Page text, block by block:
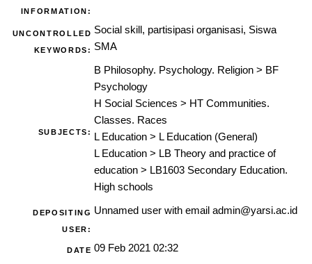
INFORMATION:
UNCONTROLLED
KEYWORDS:
Social skill, partisipasi organisasi, Siswa
SMA
SUBJECTS:
B Philosophy. Psychology. Religion> BF
Psychology
H Social Sciences > HT Communities.
Classes. Races
L Education> L Education (General)
L Education> LB Theory and practice of
education> LB1603 Secondary Education.
High schools
DEPOSITING
USER:
Unnamed user with email admin@yarsi.ac.id
DATE 09 Feb 2021 02:32